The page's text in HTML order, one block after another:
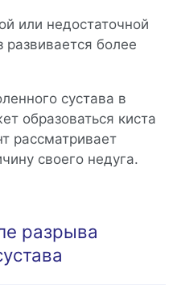
или недостаточной
развивается более
сустава в
образоваться киста
рассматривает
своего недуга.
разрыва